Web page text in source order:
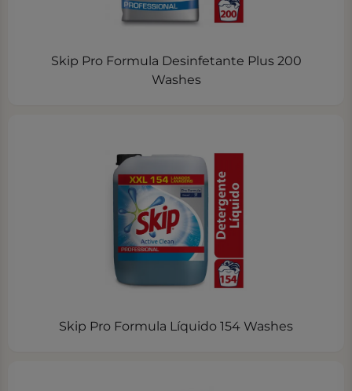
Skip Pro Formula Desinfetante Plus 200
Washes
Skip Pro Formula Líquido 154 Washes